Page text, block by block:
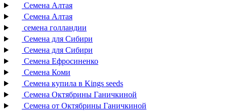
Семена Алтая
Семена Алтая
семена голландии
Семена для Сибири
Семена для Сибири
Семена Ефросиненко
Семена Коми
Семена купила в Kings seeds
Семена Октябрины Ганичкиной
Семена от Октябрины Ганичкиной